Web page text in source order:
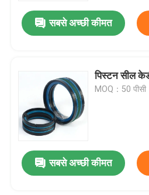
सबसे अच्छी कीमत
पिस्टन सील
MOQ：50 पीसी
सबसे अच्छी कीमत